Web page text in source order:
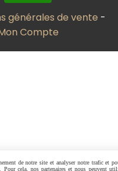
générales de vente
Compte
de notre site et analyser notre trafic et
cela, nos partenaires et nous peuvent